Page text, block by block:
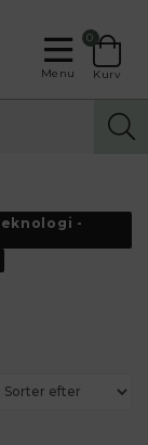
Menu
0
Kurv
-